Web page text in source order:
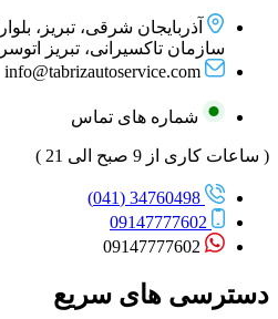
آذربایجان شرقی، تبریز،
سازمان تاکسیرانی، تبریز
info@tabrizautoservice.com
شماره های تماس
( ساعات کاری از 9 صبح الی 21 )
34760498 (041)
09147777602
09147777602
دسترسی های سریع